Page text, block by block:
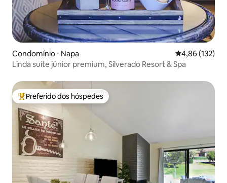
Condomínio ⋅ Napa 4,86 de uma
4,86 (132)
Linda suíte júnior premium, Silverado Resort & Spa
Entre os melhores preferidos dos hóspedes
Preferido dos hóspedes